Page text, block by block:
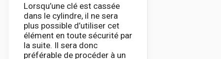
Lorsqu’une clé est cassée
dans le cylindre, il ne sera
plus possible d’utiliser cet
élément en toute sécurité par
la suite. Il sera donc
préférable de procéder à un